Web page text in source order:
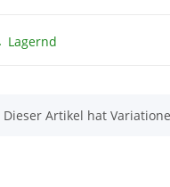
Lagernd
x
Dieser Artikel hat